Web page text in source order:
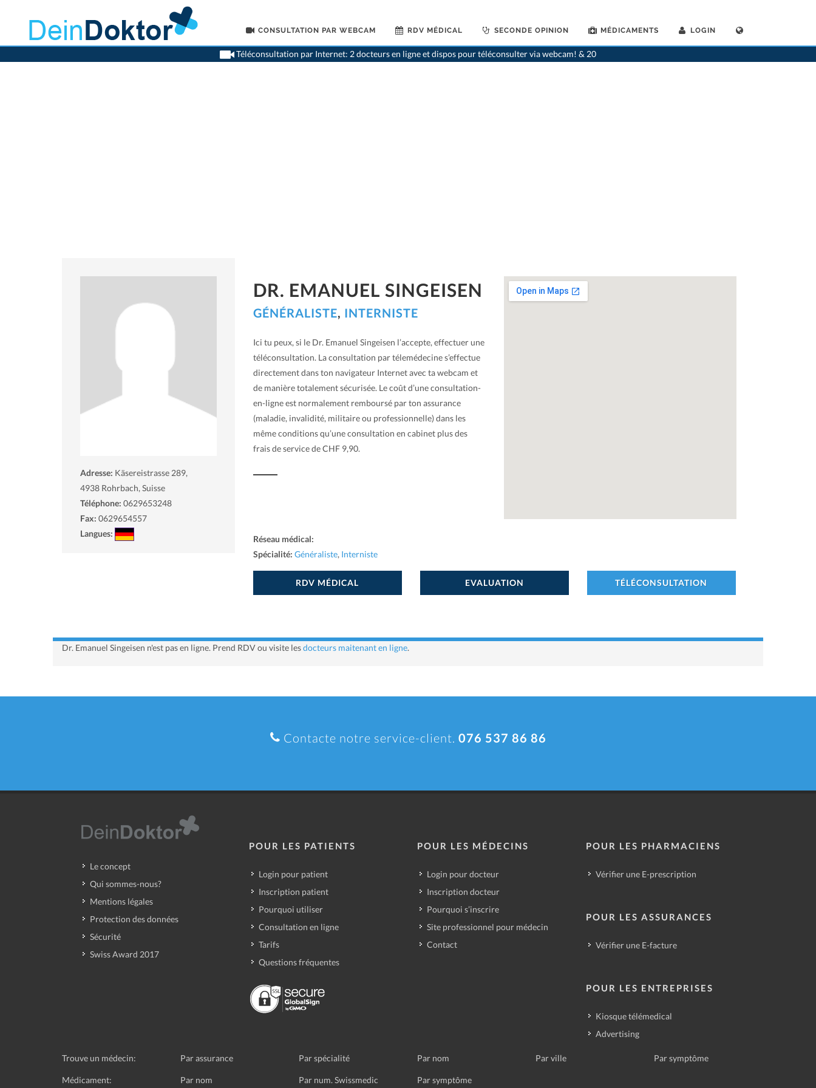
CONSULTATION PAR WEBCAM RDV MÉDICAL SECONDE OPINION MÉDICAMENTS LOGIN
Téléconsultation par Internet: 2 docteurs en ligne et dispos pour téléconsulter via webcam! & 20
>Généralistes>Rohrbach>Dr. Emanuel Singeisen>Consultation avec Dr. Emanuel Singeisen
Adresse: Käsereistrasse 289,
4938 Rohrbach, Suisse
Téléphone: 0629653248
Fax: 0629654557
Langues:
DR. EMANUEL SINGEISEN
GÉNÉRALISTE, INTERNISTE
Ici tu peux, si le Dr. Emanuel Singeisen l’accepte, effectuer une
téléconsultation. La consultation par télemédecine s’effectue
directement dans ton navigateur Internet avec ta webcam et
de manière totalement sécurisée. Le coût d’une consultation-
en-ligne est normalement remboursé par ton assurance
(maladie, invalidité, militaire ou professionnelle) dans les
même conditions qu’une consultation en cabinet plus des
frais de service de CHF 9,90.
Réseau médical:
Spécialité: Généraliste, Interniste
RDV MÉDICAL EVALUATION TÉLÉCONSULTATION
Dr. Emanuel Singeisen n'est pas en ligne. Prend RDV ou visite lesdocteurs maitenant en ligne.
Contacte notre service-client. 076 537 86 86
Le concept
Qui sommes-nous?
Mentions légales
Protection des données
Sécurité
Swiss Award 2017
POUR LES PATIENTS
Login pour patient
Inscription patient
Pourquoi utiliser
Consultation en ligne
Tarifs
Questions fréquentes
POUR LES MÉDECINS
Login pour docteur
Inscription docteur
Pourquoi s’inscrire
Site professionnel pour médecin
Contact
POUR LES PHARMACIENS
Vérifier une E-prescription
POUR LES ASSURANCES
Vérifier une E-facture
POUR LES ENTREPRISES
Kiosque télémedical
Advertising
Trouve un médecin: Par assurance Par spécialité Par nom Par ville Par symptôme
Médicament: Par nom Par num. Swissmedic Par symptôme